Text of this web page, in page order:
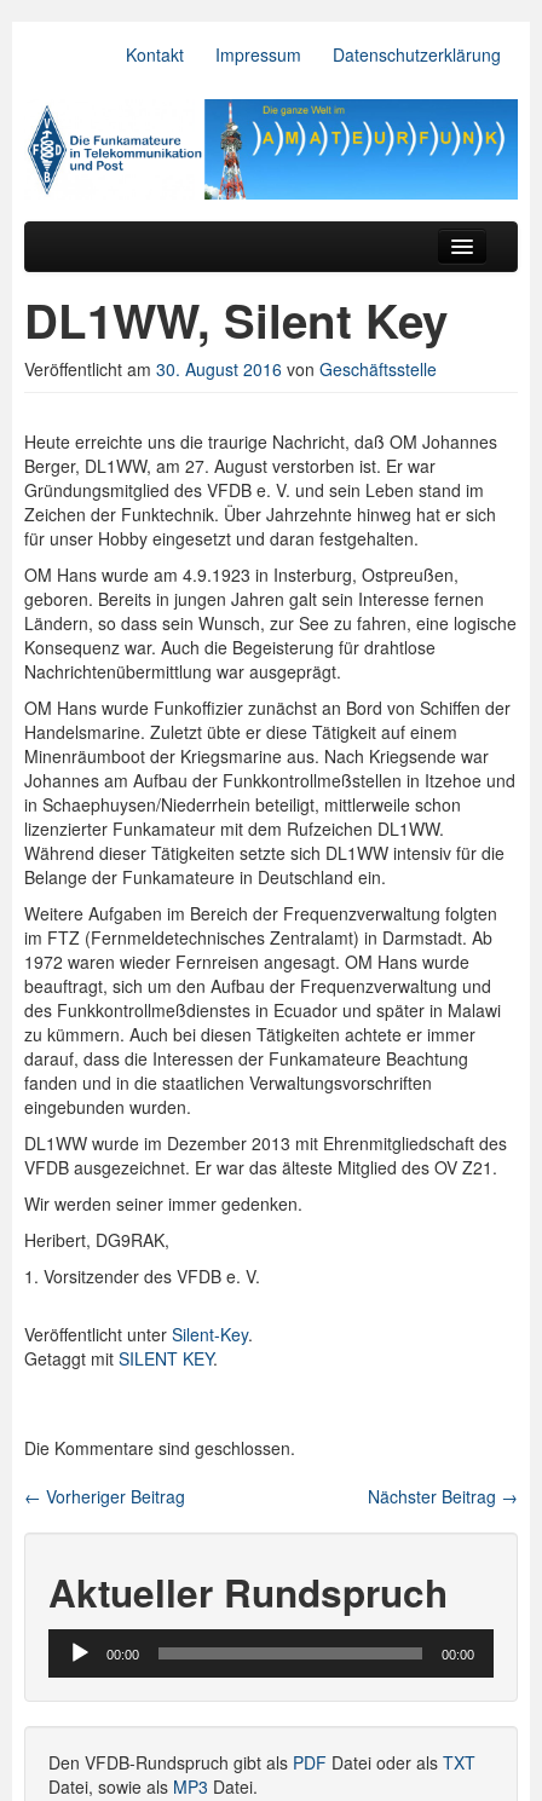
Kontakt Impressum Datenschutzerklärung
VFDB e.V.
Hauptmenü
Der Verein
Referate
BV & OV
Relais
Downloads
Spenden
Login
DL1WW, Silent Key
Veröffentlicht am 30. August 2016 von Geschäftsstelle
Heute erreichte uns die traurige Nachricht, daß OM Johannes
Berger, DL1WW, am 27. August verstorben ist. Er war
Gründungsmitglied des VFDB e. V. und sein Leben stand im
Zeichen der Funktechnik. Über Jahrzehnte hinweg hat er sich
für unser Hobby eingesetzt und daran festgehalten.
OM Hans wurde am 4.9.1923 in Insterburg, Ostpreußen,
geboren. Bereits in jungen Jahren galt sein Interesse fernen
Ländern, so dass sein Wunsch, zur See zu fahren, eine logische
Konsequenz war. Auch die Begeisterung für drahtlose
Nachrichtenübermittlung war ausgeprägt.
OM Hans wurde Funkoffizier zunächst an Bord von Schiffen der
Handelsmarine. Zuletzt übte er diese Tätigkeit auf einem
Minenräumboot der Kriegsmarine aus. Nach Kriegsende war
Johannes am Aufbau der Funkkontrollmeßstellen in Itzehoe und
in Schaephuysen/Niederrhein beteiligt, mittlerweile schon
lizenzierter Funkamateur mit dem Rufzeichen DL1WW.
Während dieser Tätigkeiten setzte sich DL1WW intensiv für die
Belange der Funkamateure in Deutschland ein.
Weitere Aufgaben im Bereich der Frequenzverwaltung folgten
im FTZ (Fernmeldetechnisches Zentralamt) in Darmstadt. Ab
1972 waren wieder Fernreisen angesagt. OM Hans wurde
beauftragt, sich um den Aufbau der Frequenzverwaltung und
des Funkkontrollmeßdienstes in Ecuador und später in Malawi
zu kümmern. Auch bei diesen Tätigkeiten achtete er immer
darauf, dass die Interessen der Funkamateure Beachtung
fanden und in die staatlichen Verwaltungsvorschriften
eingebunden wurden.
DL1WW wurde im Dezember 2013 mit Ehrenmitgliedschaft des
VFDB ausgezeichnet. Er war das älteste Mitglied des OV Z21.
Wir werden seiner immer gedenken.
Heribert, DG9RAK,
1. Vorsitzender des VFDB e. V.
Veröffentlicht unter Silent-Key.
Getaggt mit SILENT KEY.
Die Kommentare sind geschlossen.
Beitragsnavigation
Nächster Beitrag →
← Vorheriger Beitrag
Aktueller Rundspruch
Audio-
Player
00:00 00:00
Den VFDB-Rundspruch gibt als PDF Datei oder als TXT
Datei, sowie als MP3 Datei.